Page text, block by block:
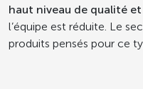
haut niveau de qualité
l’équipe est réduite. Le
produits pensés pour ce